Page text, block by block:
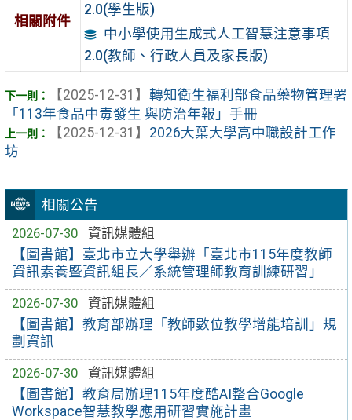
相關公告
2026-07-30
資訊媒體組
【圖書館】臺北市立大學舉辦「臺北市115年度教師
資訊素養暨資訊組長／系統管理師教育訓練研習」
2026-07-30
資訊媒體組
【圖書館】教育部辦理「教師數位教學增能培訓」規
劃資訊
2026-07-30
資訊媒體組
【圖書館】教育局辦理115年度酷AI整合Google
Workspace智慧教學應用研習實施計畫
相關附件
2.0(學生版)
中小學使用生成式人工智慧注意事項
2.0(教師、行政人員及家長版)
【2025-12-31】 轉知衛生福利部食品藥物管理署
「113年食品中毒發生 與防治年報」手冊
【2025-12-31】 2026大葉大學高中職設計工作
坊